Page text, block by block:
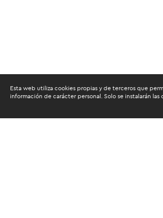
Esta web utiliza cookies propias y de terceros que
información de carácter personal. Solo se instalarán las